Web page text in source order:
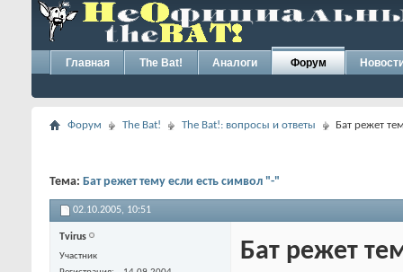
Главная The Bat! Аналоги Форум
Форум The Bat! The Bat!: вопросы и ответы Бат режет
Тема: Бат режет тему если есть символ "-"
02.10.2005, 10:51
Tvirus
Участник
Бат режет